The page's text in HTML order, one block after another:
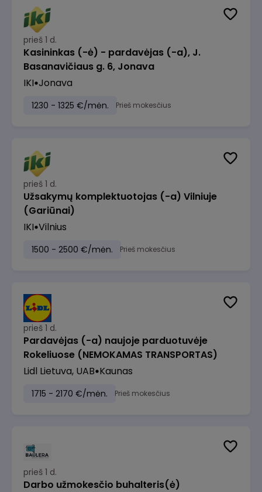
prieš 1 d.
Kasininkas (-ė) - pardavėjas (-a), J.
Basanavičiaus g. 6, Jonava
IKI Jonava
1230 - 1325 €/mėn. Prieš mokesčius
prieš 1 d.
Užsakymų komplektuotojas (-a) Vilniuje
(Gariūnai)
IKI Vilnius
1500 - 2500 €/mėn. Prieš mokesčius
prieš 1 d.
Pardavėjas (-a) naujoje parduotuvėje
Rokeliuose (NEMOKAMAS TRANSPORTAS)
Lidl Lietuva, UAB Kaunas
1715 - 2170 €/mėn. Prieš mokesčius
prieš 1 d.
Darbo užmokesčio buhalteris(ė)